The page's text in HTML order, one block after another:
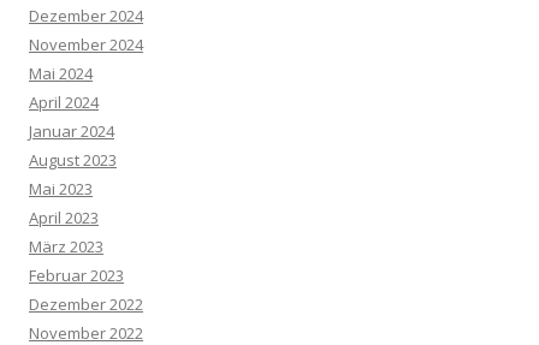
Dezember 2024
November 2024
Mai 2024
April 2024
Januar 2024
August 2023
Mai 2023
April 2023
März 2023
Februar 2023
Dezember 2022
November 2022